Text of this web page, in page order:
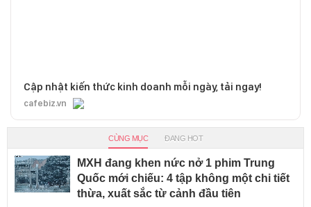
Cập nhật kiến thức kinh doanh mỗi ngày, tải ngay!
cafebiz.vn
CÙNG MỤC ĐANG HOT
MXH đang khen nức nở 1 phim Trung
Quốc mới chiếu: 4 tập không một chi tiết
thừa, xuất sắc từ cảnh đầu tiên